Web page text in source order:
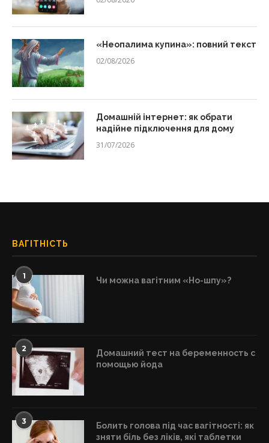
«Неопалима купина»: повний текст
02/08/2026
Домашній інтернет: як обрати
надійне підключення для дому
31/07/2026
ВАГІТНІСТЬ
1 Чи можна вагітним «Но-шпу»?
2
Домашний тест на беременность с
помощью йода
3
Болить голова під час вагітності: як
зняти біль без ліків, які таблетки